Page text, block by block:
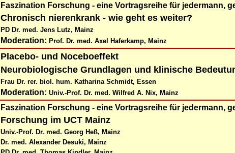
Faszination Forschung - eine Vortragsreihe für jedermann,
Chronisch nierenkrank - wie geht es weiter?
PD Dr. med. Jens Lutz, Mainz
Moderation: Prof. Dr. med. Axel Haferkamp, Mainz
Placebo- und Noceboeffekt
Neurobiologische Grundlagen und klinische
Frau Dr. rer. biol. hum. Katharina Schmidt, Essen
Moderation: Univ.-Prof. Dr. med. Wilfred A. Nix, Mainz
Faszination Forschung - eine Vortragsreihe für jedermann,
Forschung im UCT Mainz
Univ.-Prof. Dr. med. Georg Heß, Mainz
Dr. med. Alexander Desuki, Mainz